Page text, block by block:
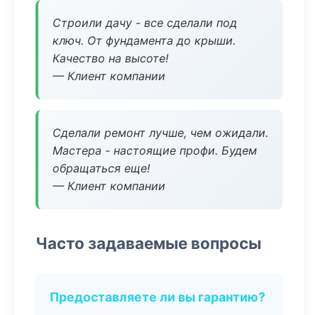
Строили дачу - все сделали под
ключ. От фундамента до крыши.
Качество на высоте!
— Клиент компании
Сделали ремонт лучше, чем ожидали.
Мастера - настоящие профи. Будем
обращаться еще!
— Клиент компании
Часто задаваемые вопросы
Предоставляете ли вы гарантию?